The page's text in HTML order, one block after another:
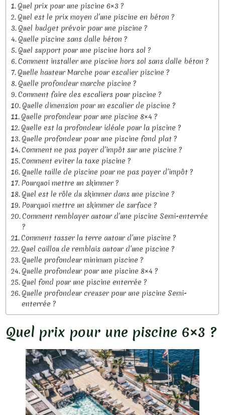
Quel prix pour une piscine 6×3 ?
Quel est le prix moyen d’une piscine en béton ?
Quel budget prévoir pour une piscine ?
Quelle piscine sans dalle béton ?
Quel support pour une piscine hors sol ?
Comment installer une piscine hors sol sans dalle béton ?
Quelle hauteur Marche pour escalier piscine ?
Quelle profondeur marche piscine ?
Comment faire des escaliers pour piscine ?
Quelle dimension pour un escalier de piscine ?
Quelle profondeur pour une piscine 8×4 ?
Quelle est la profondeur idéale pour la piscine ?
Quelle profondeur pour une piscine fond plat ?
Comment ne pas payer d’impôt sur une piscine ?
Comment eviter la taxe piscine ?
Quelle taille de piscine pour ne pas payer d’impôt ?
Pourquoi mettre un skimmer ?
Quel est le rôle du skimmer dans une piscine ?
Pourquoi mettre un skimmer de surface ?
Comment remblayer autour d’une piscine Semi-enterrée
?
Comment tasser la terre autour d’une piscine ?
Quel caillou de remblais autour d’une piscine ?
Quelle profondeur minimum piscine ?
Quelle profondeur pour une piscine 8×4 ?
Quel fond pour une piscine enterrée ?
Quelle profondeur creuser pour une piscine Semi-
enterrée ?
Quel prix pour une piscine 6×3 ?